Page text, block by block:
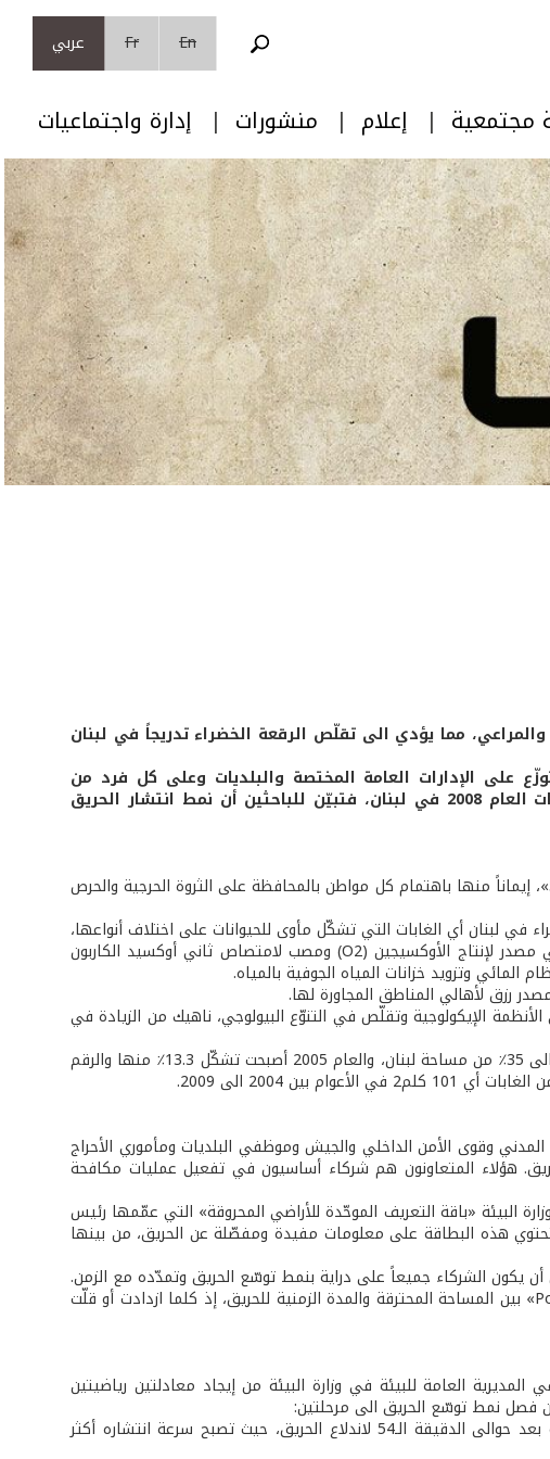
En
Fr عربي
مجتمعية إعلام منشورات إدارة واجتماعيات
مما يؤدي الى تقلّص الرقعة الخضراء تدريجاً في لبنان
على الإدارات العامة المختصة والبلديات وعلى كل فرد من
المجتمع، قامت وزارة البيئة بإعداد دراسة إحصائية عن حرائق الغابات العام 2008 في لبنان، فتبيّن للباحثين أن نمط انتشار الحريق
أصدرت وزارة البيئة بياناً صحفياً بعنوان «معاً لإطفاء الحريق قبل الدقيقة الـ54»، إيماناً منها باهتمام كل مواطن بالمحافظة على الثروة الحرجية والحرص
في لبنان أي الغابات التي تشكّل مأوى للحيوانات على اختلاف أنواعها،
مما يعطيها دوراً هاماً في صون التنوّع البيولوجي. كما أن هذه الغابات هي مصدر لإنتاج الأوكسيجين (O2) ومصب لامتصاص ثاني أوكسيد الكاربون
رزق لأهالي المناطق المجاورة لها.
الإيكولوجية وتقلّص في التنوّع البيولوجي، ناهيك من الزيادة في
وأشار البيان الى أن الغابات كانت تشكّل في الستينيات من القرن الماضي حوالى 35٪ من مساحة لبنان، والعام 2005 أصبحت تشكّل 13.3٪ منها والرقم
وقوى الأمن الداخلي والجيش وموظفي البلديات ومأموري الأحراج
هؤلاء المتعاونون هم شركاء أساسيون في تفعيل عمليات مكافحة
2007، زوّدت قوى الأمن الداخلي وزارة البيئة «باقة التعريف الموحّدة للأراضي المحروقة» التي عمّمها رئيس
259/ص تاريخ 1/3/2008 وبدأ العمل بها. وتحتوي هذه البطاقة على معلومات مفيدة ومفصّلة عن الحريق، من بينها
يكون الشركاء جميعاً على دراية بنمط توسّع الحريق وتمدّده مع الزمن.
لذا، فإنه من المنطقي التفكير بأن هناك ارتباطاً إيجابياً «Positive Correlation» بين المساحة المحترقة والمدة الزمنية للحريق، إذ كلما ازدادت أو قلّت
التخطيط والبرمجة في المديرية العامة للبيئة في وزارة البيئة من إيجاد معادلتين رياضيتين
فصل نمط توسّع الحريق الى مرحلتين:
الأولى تمتد من بدء اندلاع الحريق حتى حوالى الدقيقة 54 لاندلاعه والثانية بعد حوالى الدقيقة الـ54 لاندلاع الحريق، حيث تصبح سرعة انتشاره أكثر